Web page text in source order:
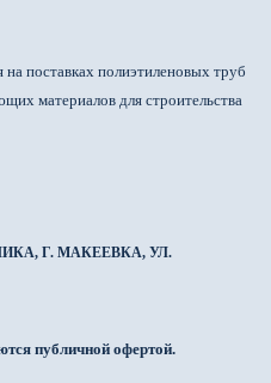
поставках полиэтиленовых труб
материалов для строительства
Г. МАКЕЕВКА, УЛ.
публичной офертой.